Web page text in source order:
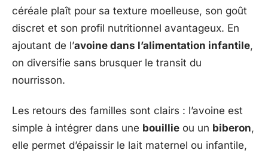
céréale plaît pour sa texture moelleuse, son goût
discret et son profil nutritionnel avantageux. En
ajoutant de l’avoine dans l’alimentation infantile,
on diversifie sans brusquer le transit du
nourrisson.
Les retours des familles sont clairs : l’avoine est
simple à intégrer dans une bouillie ou un biberon,
elle permet d’épaissir le lait maternel ou infantile,